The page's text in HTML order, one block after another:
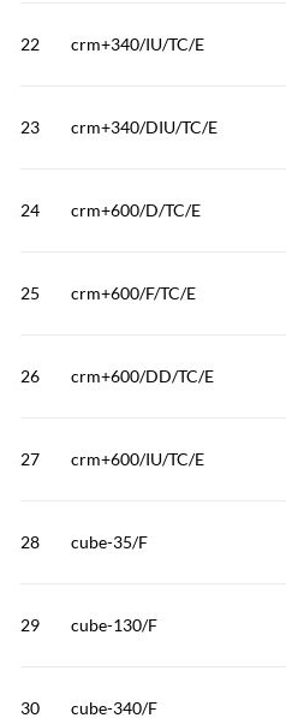
22 crm+340/IU/TC/E
23 crm+340/DIU/TC/E
24 crm+600/D/TC/E
25 crm+600/F/TC/E
26 crm+600/DD/TC/E
27 crm+600/IU/TC/E
28 cube-35/F
29 cube-130/F
30 cube-340/F